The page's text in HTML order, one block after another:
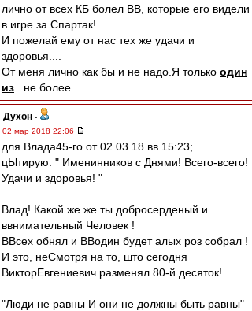
лично от всех КБ болел ВВ, которые его видели
в игре за Спартак!
И пожелай ему от нас тех же удачи и
здоровья....
От меня лично как бы и не надо.Я только один
из ...не более
Духон -
02 мар 2018 22:06
для Влада45-го от 02.03.18 вв 15:23;
цЫтирую: " Именинников с Днями! Всего-всего!
Удачи и здоровья! "
Влад! Какой же же ты добросерденый и
ввнимательный Человек !
ВВсех обнял и ВВодин будет алых роз собрал !
И это, неСмотря на то, што сегодня
ВикторЕвгениевич разменял 80-й десяток!
"Люди не равны И они не должны быть равны"